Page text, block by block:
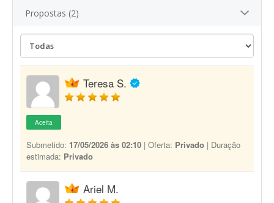
Propostas (2)
Teresa S.
Aceita
Submetido: 17/05/2026 às 02:10 | Oferta: Privado | Duração
estimada: Privado
Ariel M.